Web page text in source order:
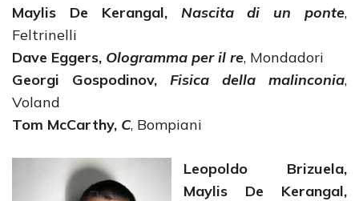
Maylis De Kerangal, Nascita di un ponte,
Feltrinelli
Dave Eggers, Ologramma per il re, Mondadori
Georgi Gospodinov, Fisica della malinconia,
Voland
Tom McCarthy, C, Bompiani
Leopoldo Brizuela,
Maylis De Kerangal,